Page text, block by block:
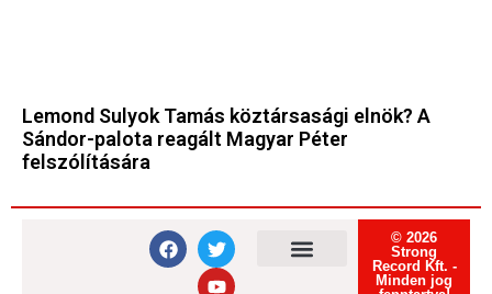
Lemond Sulyok Tamás köztársasági elnök? A
Sándor-palota reagált Magyar Péter
felszólítására
© 2026
Strong
Record Kft. -
Minden jog